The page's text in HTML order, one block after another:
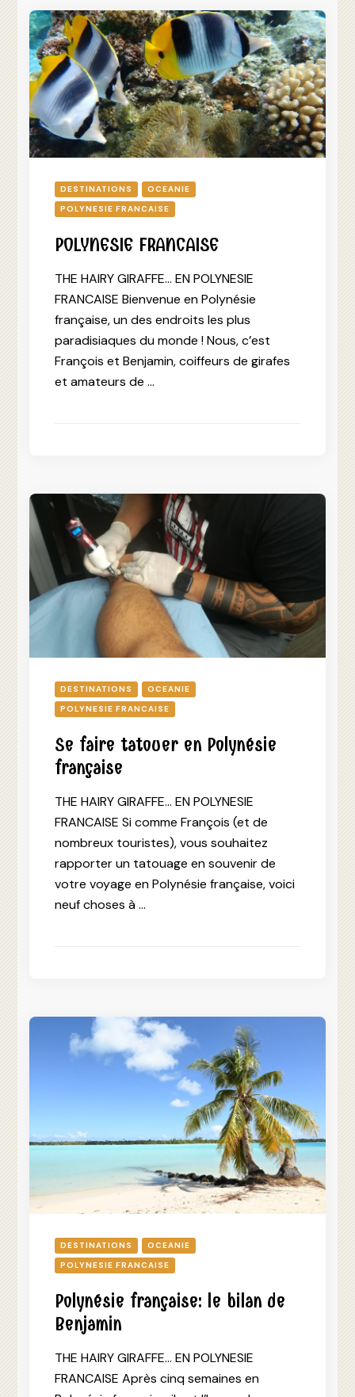
DESTINATIONS
OCEANIE
POLYNESIE FRANCAISE
POLYNESIE FRANCAISE
THE HAIRY GIRAFFE… EN POLYNESIE
FRANCAISE Bienvenue en Polynésie
française, un des endroits les plus
paradisiaques du monde ! Nous, c’est
François et Benjamin, coiffeurs de girafes
et amateurs de …
DESTINATIONS
OCEANIE
POLYNESIE FRANCAISE
Se faire tatouer en Polynésie
française
THE HAIRY GIRAFFE… EN POLYNESIE
FRANCAISE Si comme François (et de
nombreux touristes), vous souhaitez
rapporter un tatouage en souvenir de
votre voyage en Polynésie française, voici
neuf choses à …
DESTINATIONS
OCEANIE
POLYNESIE FRANCAISE
Polynésie française: le bilan de
Benjamin
THE HAIRY GIRAFFE… EN POLYNESIE
FRANCAISE Après cinq semaines en